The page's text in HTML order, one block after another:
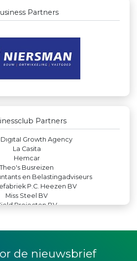
Partners
Partners
Vleeswaren BV
Steiger en Lijmwerk
Risicobeheersing BV
Digital Growth Agency
La Casita
Hemcar
Theo's Busreizen
en Belastingadviseurs
P.C. Heezen BV
Miss Steel BV
Projecten BV
Versservice
Createx
Leiden-Katwijk
de nieuwsbrief